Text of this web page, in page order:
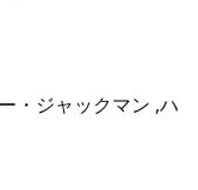
・ジャックマン ,ハ